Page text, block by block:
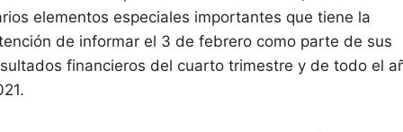
elementos especiales importantes que tiene la
de informar el 3 de febrero como parte de sus
financieros del cuarto trimestre y de todo el